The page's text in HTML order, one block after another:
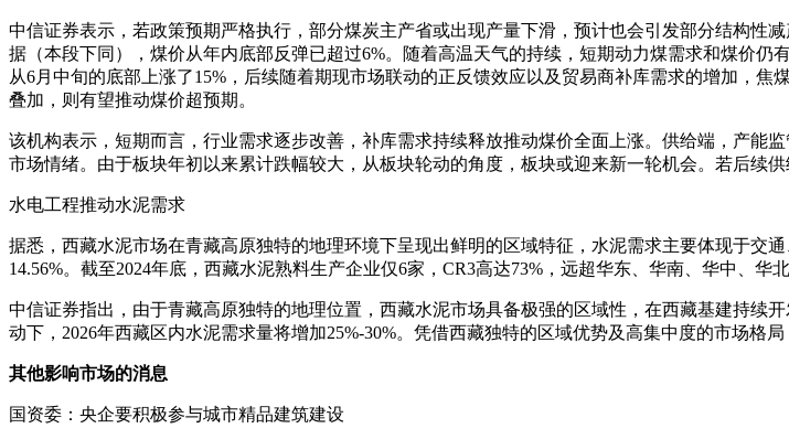
中信证券表示，若政策预期严格执行，部分煤炭主产省或出现产量下滑，预计也会引发部分结构性
据（本段下同），煤价从年内底部反弹已超过6%。随着高温天气的持续，短期动力煤需求和煤价
从6月中旬的底部上涨了15%，后续随着期现市场联动的正反馈效应以及贸易商补库需求的增加，
叠加，则有望推动煤价超预期。
该机构表示，短期而言，行业需求逐步改善，补库需求持续释放推动煤价全面上涨。供给端，产能
市场情绪。由于板块年初以来累计跌幅较大，从板块轮动的角度，板块或迎来新一轮机会。若后续
水电工程推动水泥需求
据悉，西藏水泥市场在青藏高原独特的地理环境下呈现出鲜明的区域特征，水泥需求主要体现于交
14.56%。截至2024年底，西藏水泥熟料生产企业仅6家，CR3高达73%，远超华东、华南、华中、华北
中信证券指出，由于青藏高原独特的地理位置，西藏水泥市场具备极强的区域性，在西藏基建持续
动下，2026年西藏区内水泥需求量将增加25%-30%。凭借西藏独特的区域优势及高集中度的市场格
其他影响市场的消息
国资委：央企要积极参与城市精品建筑建设